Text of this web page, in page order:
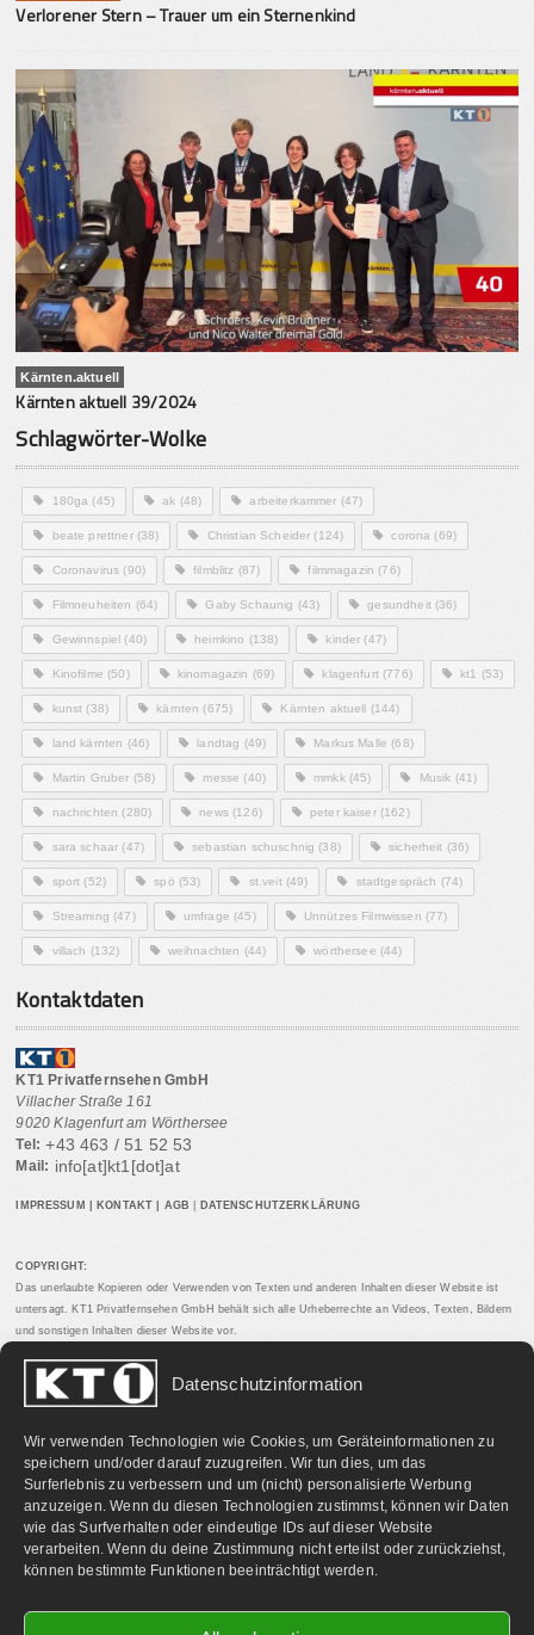
Datenschutzinformation
Wir verwenden Technologien wie Cookies, um Geräteinformationen zu
speichern und/oder darauf zuzugreifen. Wir tun dies, um das
Surferlebnis zu verbessern und um (nicht) personalisierte Werbung
anzuzeigen. Wenn du diesen Technologien zustimmst, können wir Daten
wie das Surfverhalten oder eindeutige IDs auf dieser Website
verarbeiten. Wenn du deine Zustimmung nicht erteilst oder zurückziehst,
können bestimmte Funktionen beeinträchtigt werden.
Verlorener Stern – Trauer um ein Sternenkind
Kärnten.aktuell
Kärnten aktuell 39/2024
Schlagwörter-Wolke
180ga (45) ak (48) arbeiterkammer (47)
beate prettner(38) Christian Scheider (124) corona (69)
Coronavirus (90) filmblitz (87) filmmagazin (76)
Filmneuheiten (64) Gaby Schaunig (43) gesundheit(36)
Gewinnspiel (40) heimkino (138) kinder (47)
Kinofilme (50) kinomagazin (69) klagenfurt(776) kt1 (53)
kunst (38) kärnten (675) Kärnten aktuell (144)
land kärnten (46) landtag (49) Markus Malle (68)
Martin Gruber (58) messe (40) mmkk(45) Musik (41)
nachrichten (280) news(126) peter kaiser(162)
sara schaar (47) sebastian schuschnig (38) sicherheit (36)
sport (52) spö (53) st.veit(49) stadtgespräch (74)
Streaming (47) umfrage (45) Unnützes Filmwissen (77)
villach (132) weihnachten (44) wörthersee (44)
Kontaktdaten
KT1 Privatfernsehen GmbH
Villacher Straße 161
9020 Klagenfurt am Wörthersee
Tel: +43 463 / 51 52 53
Mail: info[at]kt1[dot]at
IMPRESSUM KONTAKT AGB DATENSCHUTZERKLÄRUNG
COPYRIGHT:
Das unerlaubte Kopieren oder Verwenden von Texten und anderen Inhalten dieser Website ist
untersagt. KT1 Privatfernsehen GmbH behält sich alle Urheberrechte an Videos, Texten, Bildern
und sonstigen Inhalten dieser Website vor.
PARTNERLINKS: